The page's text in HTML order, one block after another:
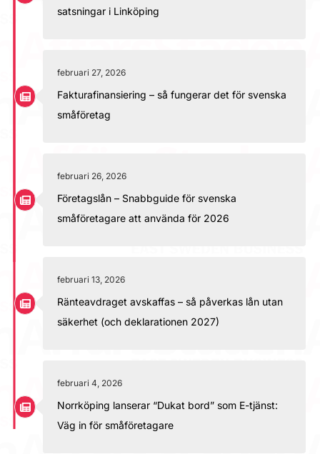
satsningar i Linköping
februari 27, 2026
Fakturafinansiering – så fungerar det för svenska
småföretag
februari 26, 2026
Företagslån – Snabbguide för svenska
småföretagare att använda för 2026
februari 13, 2026
Ränteavdraget avskaffas – så påverkas lån utan
säkerhet (och deklarationen 2027)
februari 4, 2026
Norrköping lanserar “Dukat bord” som E-tjänst:
Väg in för småföretagare